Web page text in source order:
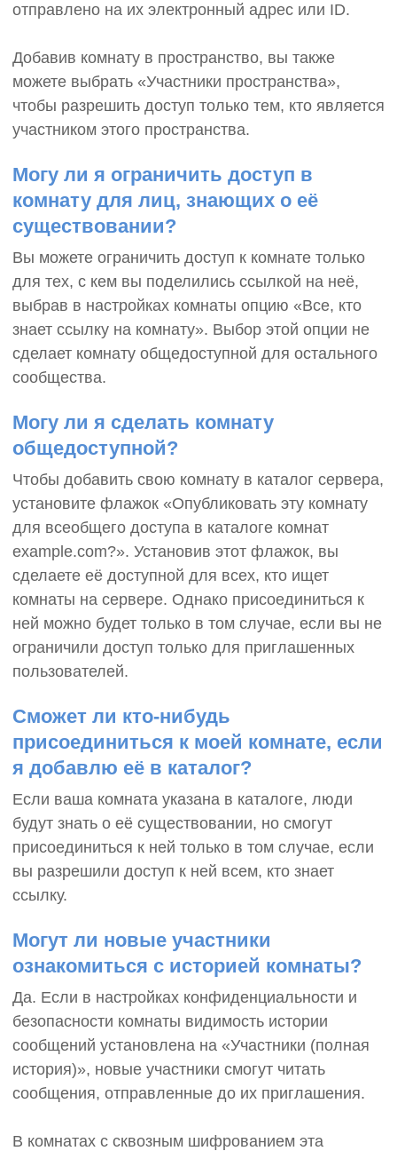
отправлено на их электронный адрес или ID.
Добавив комнату в пространство, вы также
можете выбрать «Участники пространства»,
чтобы разрешить доступ только тем, кто является
участником этого пространства.
Могу ли я ограничить доступ в
комнату для лиц, знающих о её
существовании?
Вы можете ограничить доступ к комнате только
для тех, с кем вы поделились ссылкой на неё,
выбрав в настройках комнаты опцию «Все, кто
знает ссылку на комнату». Выбор этой опции не
сделает комнату общедоступной для остального
сообщества.
Могу ли я сделать комнату
общедоступной?
Чтобы добавить свою комнату в каталог сервера,
установите флажок «Опубликовать эту комнату
для всеобщего доступа в каталоге комнат
example.com?». Установив этот флажок, вы
сделаете её доступной для всех, кто ищет
комнаты на сервере. Однако присоединиться к
ней можно будет только в том случае, если вы не
ограничили доступ только для приглашенных
пользователей.
Сможет ли кто-нибудь
присоединиться к моей комнате, если
я добавлю её в каталог?
Если ваша комната указана в каталоге, люди
будут знать о её существовании, но смогут
присоединиться к ней только в том случае, если
вы разрешили доступ к ней всем, кто знает
ссылку.
Могут ли новые участники
ознакомиться с историей комнаты?
Да. Если в настройках конфиденциальности и
безопасности комнаты видимость истории
сообщений установлена ​​на «Участники (полная
история)», новые участники смогут читать
сообщения, отправленные до их приглашения.
В комнатах с сквозным шифрованием эта